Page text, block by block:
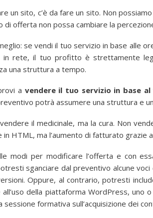
un sito, c’è da fare un sito. Non
di offerta non possa cambiare la
se vendi il tuo servizio in base alle
rete, il tuo profitto è strettamente
una struttura a tempo.
a vendere il tuo servizio in base
potrà assumere una struttura e
il medicinale, ma la cura. Non
in HTML, ma l’aumento di fatturato grazie
modi per modificare l’offerta e con
sganciare dal preventivo alcune
Oppure, al contrario, potresti
all’uso della piattaforma WordPress, uno
sessione formativa sull’acquisizione dei